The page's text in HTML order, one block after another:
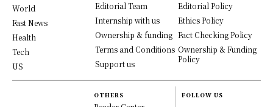
World
Fast News
Health
Tech
US
Editorial Team
Internship with us
Ownership & funding
Terms and Conditions
Support us
Editorial Policy
Ethics Policy
Fact Checking Policy
Ownership & Funding
Policy
OTHERS FOLLOW US